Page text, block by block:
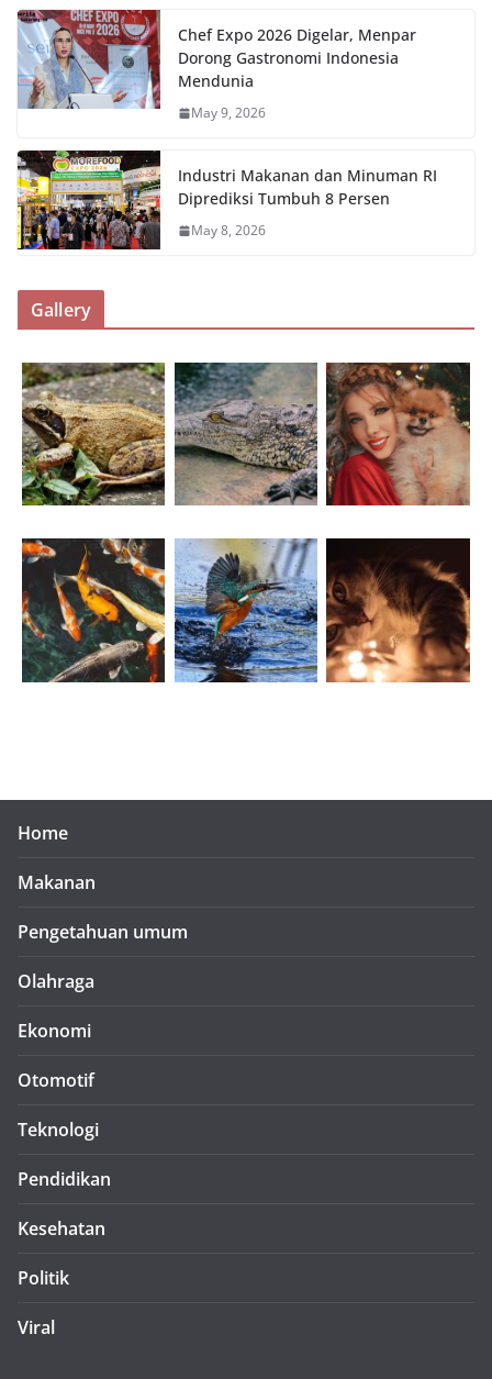
Chef Expo 2026 Digelar, Menpar
Dorong Gastronomi Indonesia
Mendunia
May 9, 2026
Industri Makanan dan Minuman RI
Diprediksi Tumbuh 8 Persen
May 8, 2026
Gallery
Home
Makanan
Pengetahuan umum
Olahraga
Ekonomi
Otomotif
Teknologi
Pendidikan
Kesehatan
Politik
Viral